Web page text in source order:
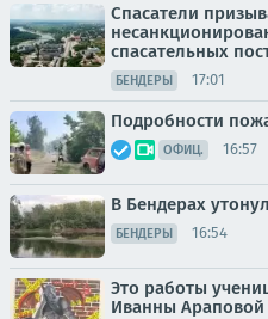
Спасатели
спасательных
БЕНДЕРЫ 17:01
Подробности
ОФИЦ. 16:57
В Бендерах
БЕНДЕРЫ 16:54
Это работы
Иванны Араповой